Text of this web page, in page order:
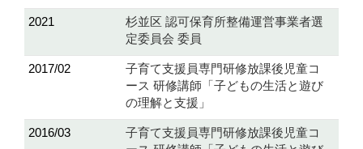
2021
杉並区 認可保育所整備運営事業者選
定委員会 委員
2017/02
子育て支援員専門研修放課後児童コ
ース 研修講師「子どもの生活と遊び
の理解と支援」
2016/03
子育て支援員専門研修放課後児童コ